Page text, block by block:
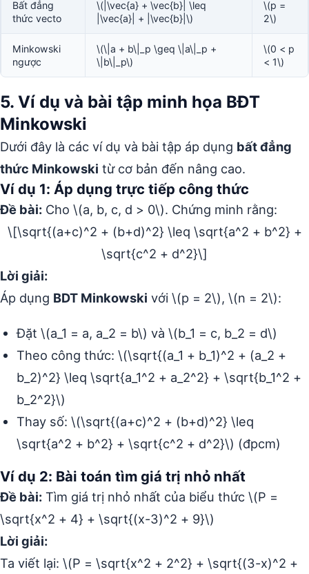
Bất đẳng
thức vecto
\(|\vec{a} + \vec{b}| \leq
|\vec{a}| + |\vec{b}|\)
\(p =
2\)
Minkowski
ngược
\(\|a + b\|_p \geq \|a\|_p +
\|b\|_p\)
\(0 < p
< 1\)
5. Ví dụ và bài tập minh họa BĐT
Minkowski
Dưới đây là các ví dụ và bài tập áp dụng bất đẳng
thức Minkowski từ cơ bản đến nâng cao.
Ví dụ 1: Áp dụng trực tiếp công thức
Đề bài: Cho \(a, b, c, d > 0\). Chứng minh rằng:
\[\sqrt{(a+c)^2 + (b+d)^2} \leq \sqrt{a^2 + b^2} +
\sqrt{c^2 + d^2}\]
Lời giải:
Áp dụng BDT Minkowski với \(p = 2\), \(n = 2\):
Đặt \(a_1 = a, a_2 = b\) và \(b_1 = c, b_2 = d\)
Theo công thức: \(\sqrt{(a_1 + b_1)^2 + (a_2 +
b_2)^2} \leq \sqrt{a_1^2 + a_2^2} + \sqrt{b_1^2 +
b_2^2}\)
Thay số: \(\sqrt{(a+c)^2 + (b+d)^2} \leq
\sqrt{a^2 + b^2} + \sqrt{c^2 + d^2}\) (đpcm)
Ví dụ 2: Bài toán tìm giá trị nhỏ nhất
Đề bài: Tìm giá trị nhỏ nhất của biểu thức \(P =
\sqrt{x^2 + 4} + \sqrt{(x-3)^2 + 9}\)
Lời giải:
Ta viết lại: \(P = \sqrt{x^2 + 2^2} + \sqrt{(3-x)^2 +